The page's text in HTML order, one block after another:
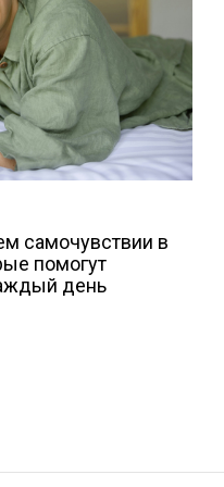
самочувствии в
помогут
день